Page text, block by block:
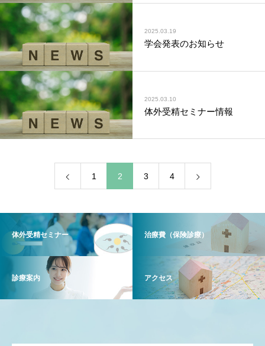
2025.03.19
学会発表のお知らせ
2025.03.10
体外受精セミナー情報
1 2 3 4
体外受精セミナー 治療費（保険診療）
診療案内 アクセス